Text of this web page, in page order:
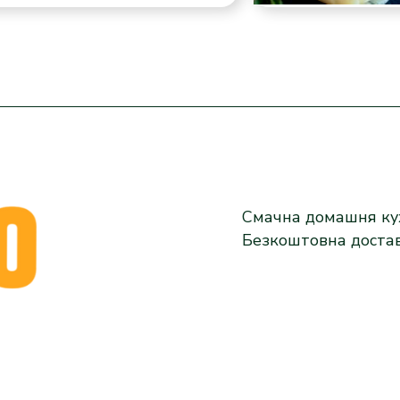
Смачна домашня
Безкоштовна